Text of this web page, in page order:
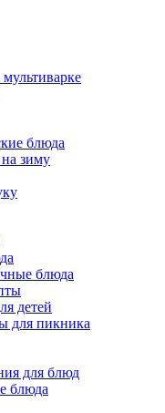
блюда
зиму
блюда
детей
для пикника
для блюд
блюда